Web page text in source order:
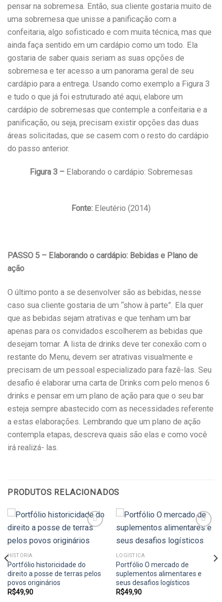
pensar na sobremesa. Então, sua cliente gostaria muito de
uma sobremesa que unisse a panificação com a
confeitaria, algo sofisticado e com muita técnica, mas que
ainda faça sentido em um cardápio como um todo. Ela
gostaria de saber quais seriam as suas opções de
sobremesa e ter acesso a um panorama geral de seu
cardápio para a entrega. Usando como exemplo a Figura 3
e tudo o que já foi estruturado até aqui, elabore um
cardápio de sobremesas que contemple a confeitaria e a
panificação, ou seja, precisam existir opções das duas
áreas solicitadas, que se casem com o resto do cardápio
do passo anterior.
Figura 3 – Elaborando o cardápio: Sobremesas
Fonte: Eleutério (2014)
PASSO 5 – Elaborando o cardápio: Bebidas e Plano de
ação
O último ponto a se desenvolver são as bebidas, nesse
caso sua cliente gostaria de um “show à parte”. Ela quer
que as bebidas sejam atrativas e que tenham um bar
apenas para os convidados escolherem as bebidas que
desejam tomar. A lista de drinks deve ter conexão com o
restante do Menu, devem ser atrativas visualmente e
precisam de um pessoal especializado para fazê-las. Seu
desafio é elaborar uma carta de Drinks com pelo menos 6
drinks e pensar em um plano de ação para que o seu bar
esteja sempre abastecido com as necessidades referente
a estas elaborações. Lembrando que um plano de ação
contempla etapas, descreva quais são elas e como você
irá realizá- las.
PRODUTOS RELACIONADOS
HISTÓRIA
Portfólio historicidade do
direito a posse de terras pelos
povos originários
R$49,90
LOGÍSTICA
Portfólio O mercado de
suplementos alimentares e
seus desafios logísticos
R$49,90